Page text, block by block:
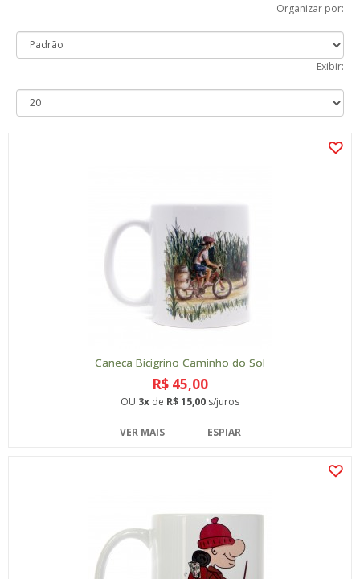
Organizar por:
Exibir:
Caneca Bicigrino Caminho do Sol
R$ 45,00
OU 3x de R$ 15,00 s/juros
VER MAIS ESPIAR